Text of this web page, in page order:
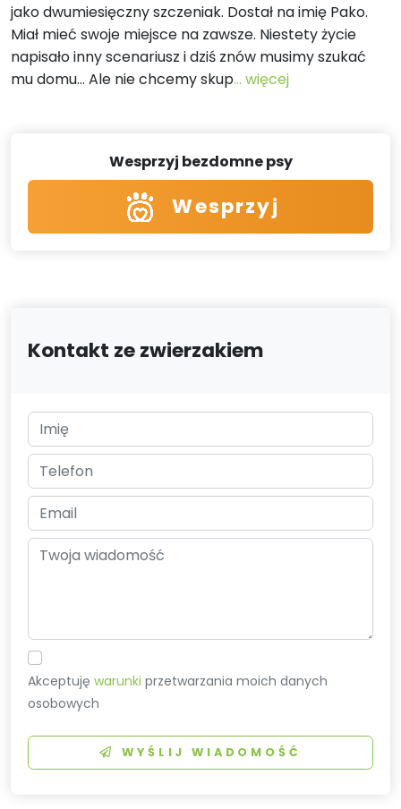
jako dwumiesięczny szczeniak. Dostał na imię Pako.
Miał mieć swoje miejsce na zawsze. Niestety życie
napisało inny scenariusz i dziś znów musimy szukać
mu domu… Ale nie chcemy skup... więcej
Wesprzyj bezdomne psy
Wesprzyj
Kontakt ze zwierzakiem
Akceptujęwarunki przetwarzania moich danych
osobowych
WYŚLIJ WIADOMOŚĆ